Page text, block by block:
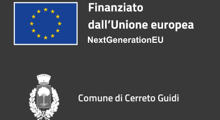
Comune di Cerreto Guidi